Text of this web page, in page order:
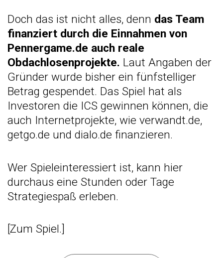
Doch das ist nicht alles, denn das Team
finanziert durch die Einnahmen von
Pennergame.de auch reale
Obdachlosenprojekte. Laut Angaben der
Gründer wurde bisher ein fünfstelliger
Betrag gespendet. Das Spiel hat als
Investoren die ICS gewinnen können, die
auch Internetprojekte, wie verwandt.de,
getgo.de und dialo.de finanzieren.
Wer Spieleinteressiert ist, kann hier
durchaus eine Stunden oder Tage
Strategiespaß erleben.
[Zum Spiel.]